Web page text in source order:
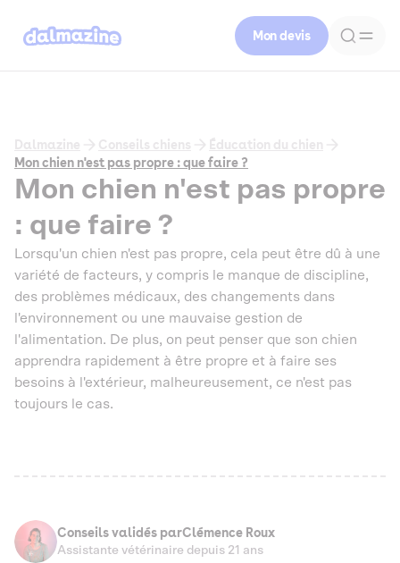
Mon devis
Dalmazine Conseils chiens
Éducation du chien
Mon chien n'est pas propre : que faire ?
Mon chien n'est pas propre
: que faire ?
Lorsqu'un chien n'est pas propre, cela peut être dû à une
variété de facteurs, y compris le manque de discipline,
des problèmes médicaux, des changements dans
l'environnement ou une mauvaise gestion de
l'alimentation. De plus, on peut penser que son chien
apprendra rapidement à être propre et à faire ses
besoins à l'extérieur, malheureusement, ce n'est pas
toujours le cas.
Conseils validés parClémence Roux
Assistante vétérinaire depuis 21 ans